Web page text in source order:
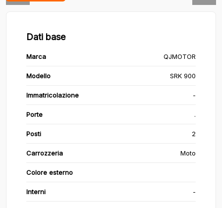
Dati base
Marca QJMOTOR
Modello SRK 900
Immatricolazione -
Porte .
Posti 2
Carrozzeria Moto
Colore esterno
Interni -